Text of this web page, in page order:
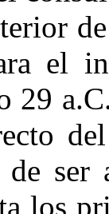
el
29
ser
los